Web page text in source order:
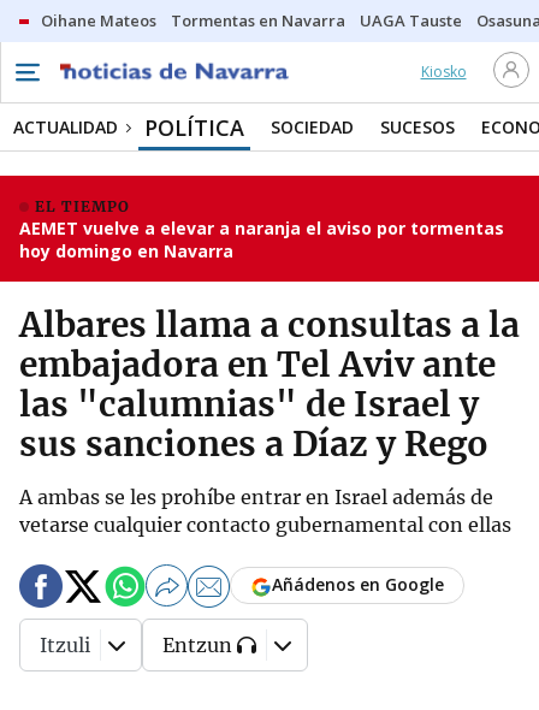
Oihane Mateos Tormentas en Navarra UAGA Tauste
Kiosko
ACTUALIDAD POLÍTICA SOCIEDAD SUCESOS
EL TIEMPO
AEMET vuelve a elevar a naranja el aviso por tormentas
hoy domingo en Navarra
Albares llama a consultas a la
embajadora en Tel Aviv ante
las "calumnias" de Israel y
sus sanciones a Díaz y Rego
A ambas se les prohíbe entrar en Israel además de
vetarse cualquier contacto gubernamental con ellas
Añádenos en Google
Itzuli Entzun